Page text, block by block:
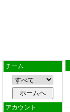
チーム
アカウント